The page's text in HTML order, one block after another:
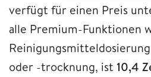
verfügt für einen Preis
alle Premium-Funktionen
oder -trocknung, ist 10,4